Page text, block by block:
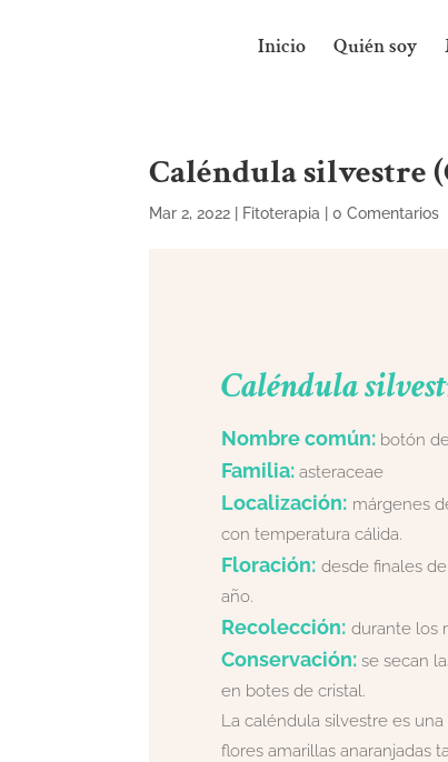
Inicio Quién soy
Caléndula silvestre
Mar 2, 2022 Fitoterapia |0 Comentarios
Caléndula
Nombre común:botón
Familia:asteraceae
Localización: márgenes
con temperatura cálida.
Floración: desde finales
año.
Recolección: durante los
Conservación:se secan
en botes de cristal.
La caléndula silvestre es
flores amarillas anaranjadas